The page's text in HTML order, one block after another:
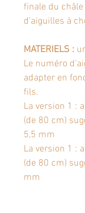
finale du
d’aiguilles à
MATERIELS :
Le numéro
adapter en
fils.
La version 1 :
(de 80 cm)
5,5 mm
La version 1 :
(de 80 cm)
mm